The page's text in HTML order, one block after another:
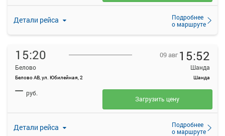
Детали рейса
Подробнее
о маршруте
15:20
Белово
Белово АВ, ул. Юбилейная, 2
09 авг 15:52
Шанда
Шанда
Детали рейса
Подробнее
о маршруте
— руб.
Загрузить цену